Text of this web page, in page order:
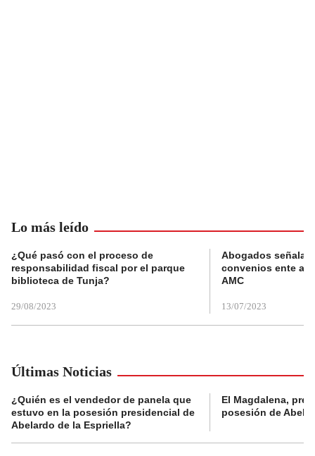
Lo más leído
¿Qué pasó con el proceso de
responsabilidad fiscal por el parque
biblioteca de Tunja?
29/08/2023
Abogados
convenios ente
AMC
13/07/2023
Últimas Noticias
¿Quién es el vendedor de panela que
estuvo en la posesión presidencial de
Abelardo de la Espriella?
El Magdalena,
posesión de